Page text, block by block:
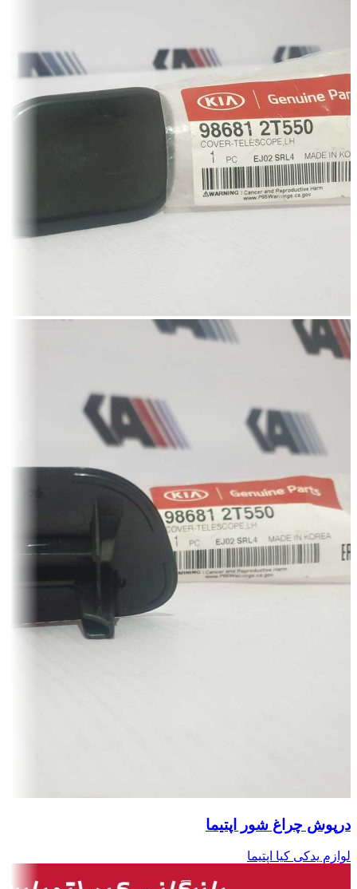
درپوش چراغ شور اپتیما
لوازم یدکی کیا اپتیما